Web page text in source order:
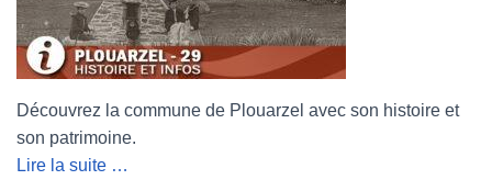
Découvrez la commune de Plouarzel avec son histoire et
son patrimoine.
Lire la suite …